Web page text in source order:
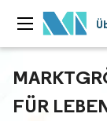
ÜR